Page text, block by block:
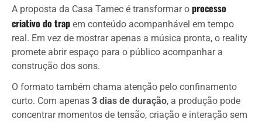
A proposta da Casa Tamec é transformar o processo
criativo do trap em conteúdo acompanhável em tempo
real. Em vez de mostrar apenas a música pronta, o reality
promete abrir espaço para o público acompanhar a
construção dos sons.
O formato também chama atenção pelo confinamento
curto. Com apenas 3 dias de duração, a produção pode
concentrar momentos de tensão, criação e interação sem